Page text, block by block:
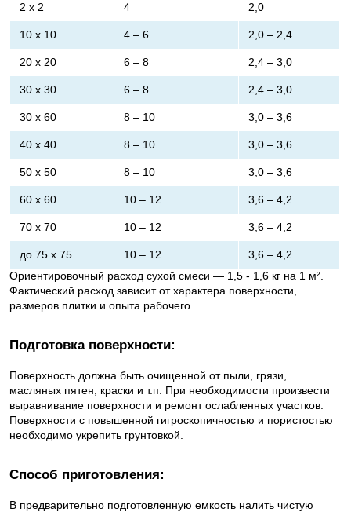
2 х 2 4 2,0
10 х 10 4 – 6 2,0 – 2,4
20 х 20 6 – 8 2,4 – 3,0
30 х 30 6 – 8 2,4 – 3,0
30 х 60 8 – 10 3,0 – 3,6
40 х 40 8 – 10 3,0 – 3,6
50 х 50 8 – 10 3,0 – 3,6
60 х 60 10 – 12 3,6 – 4,2
70 х 70 10 – 12 3,6 – 4,2
до 75 х 75 10 – 12
3,6 – 4,2
Ориентировочный расход сухой смеси — 1,5 - 1,6 кг на 1 м².
Фактический расход зависит от характера поверхности,
размеров плитки и опыта рабочего.
Подготовка поверхности:
Поверхность должна быть очищенной от пыли, грязи,
масляных пятен, краски и т.п. При необходимости произвести
выравнивание поверхности и ремонт ослабленных участков.
Поверхности с повышенной гигроскопичностью и пористостью
необходимо укрепить грунтовкой.
Способ приготовления:
В предварительно подготовленную емкость налить чистую